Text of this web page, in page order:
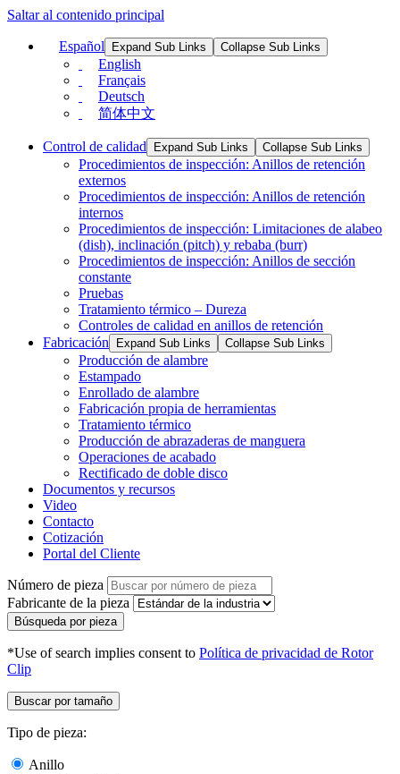
Saltar al contenido principal
Español Expand Sub Links Collapse Sub Links
English
Français
Deutsch
简体中文
Control de calidad Expand Sub Links Collapse Sub Links
Procedimientos de inspección: Anillos de retención
externos
Procedimientos de inspección: Anillos de retención
internos
Procedimientos de inspección: Limitaciones de alabeo
(dish), inclinación (pitch) y rebaba (burr)
Procedimientos de inspección: Anillos de sección
constante
Pruebas
Tratamiento térmico – Dureza
Controles de calidad en anillos de retención
Fabricación
Expand Sub Links Collapse Sub Links
Producción de alambre
Estampado
Enrollado de alambre
Fabricación propia de herramientas
Tratamiento térmico
Producción de abrazaderas de manguera
Operaciones de acabado
Rectificado de doble disco
Documentos y recursos
Video
Contacto
Cotización
Portal del Cliente
Número de pieza
Fabricante de la pieza
Búsqueda por pieza
*Use of search implies consent to Política de privacidad de Rotor
Clip
Buscar por tamaño
Tipo de pieza:
Anillo